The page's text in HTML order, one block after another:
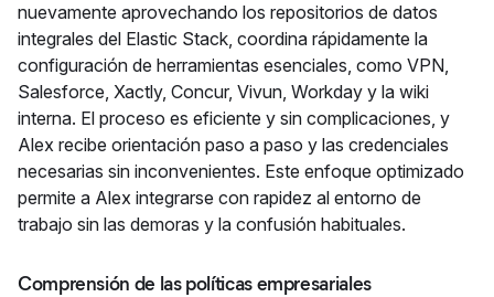
nuevamente aprovechando los repositorios de datos
integrales del Elastic Stack, coordina rápidamente la
configuración de herramientas esenciales, como VPN,
Salesforce, Xactly, Concur, Vivun, Workday y la wiki
interna. El proceso es eficiente y sin complicaciones, y
Alex recibe orientación paso a paso y las credenciales
necesarias sin inconvenientes. Este enfoque optimizado
permite a Alex integrarse con rapidez al entorno de
trabajo sin las demoras y la confusión habituales.
Comprensión de las políticas empresariales